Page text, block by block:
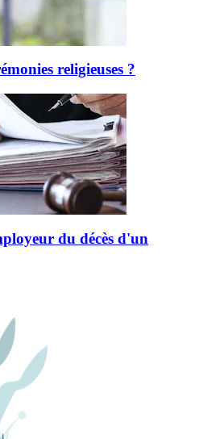
religieuses ?
du décès d'un